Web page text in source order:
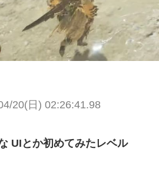
20(日) 02:26:41.98
UIとか初めてみたレベル